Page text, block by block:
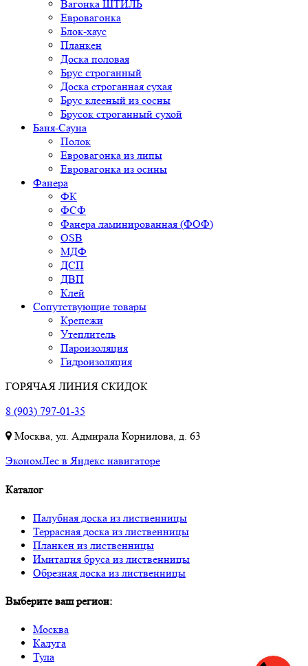
Вагонка ШТИЛЬ
Евровагонка
Блок-хаус
Планкен
Доска половая
Брус строганный
Доска строганная сухая
Брус клееный из сосны
Брусок строганный сухой
Баня-Сауна
Полок
Евровагонка из липы
Евровагонка из осины
Фанера
ФК
ФСФ
Фанера ламинированная (ФОФ)
OSB
МДФ
ДСП
ДВП
Клей
Сопутствующие товары
Крепежи
Утеплитель
Пароизоляция
Гидроизоляция
ГОРЯЧАЯ ЛИНИЯ СКИДОК
8 (903) 797-01-35
Москва, ул. Адмирала Корнилова, д. 63
ЭкономЛес в Яндекс навигаторе
Каталог
Палубная доска из лиственницы
Террасная доска из лиственницы
Планкен из лиственницы
Имитация бруса из лиственницы
Обрезная доска из лиственницы
Выберите ваш регион:
Москва
Калуга
Тула